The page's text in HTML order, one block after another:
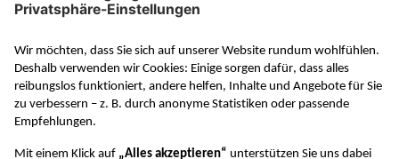
RAABE in den sozialen Medien